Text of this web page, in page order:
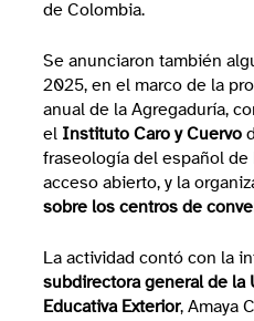
de Colombia.
Se anunciaron también
2025, en el marco de la
anual de la Agregaduría,
el Instituto Caro y Cuervo
fraseología del español de
acceso abierto, y la
sobre los centros de
La actividad contó con la
subdirectora general de la
Educativa Exterior, Amaya